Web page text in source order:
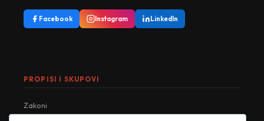
Facebook Instagram LinkedIn
PROPISI I SKUPOVI
Zakoni